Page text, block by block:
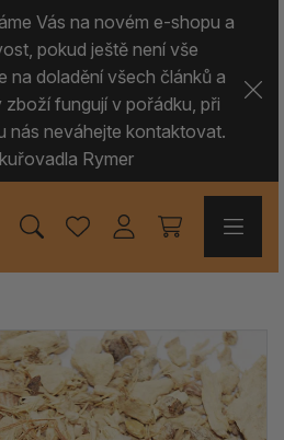
Vás na novém e-shopu a
pokud ještě není vše
na doladění všech článků a
fungují v pořádku, při
nás neváhejte kontaktovat.
Rymer